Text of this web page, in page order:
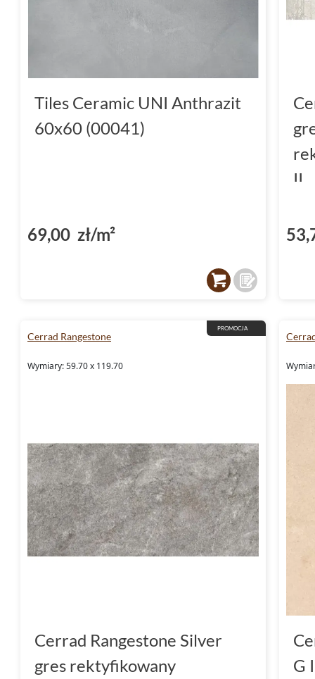
Tiles Ceramic UNI Anthrazit
60x60 (00041)
69,00 zł/m²
II
PROMOCJA
Cerrad Rangestone
Wymiary: 59.70 x 119.70
Cerrad Rangestone Silver
gres rektyfikowany
G